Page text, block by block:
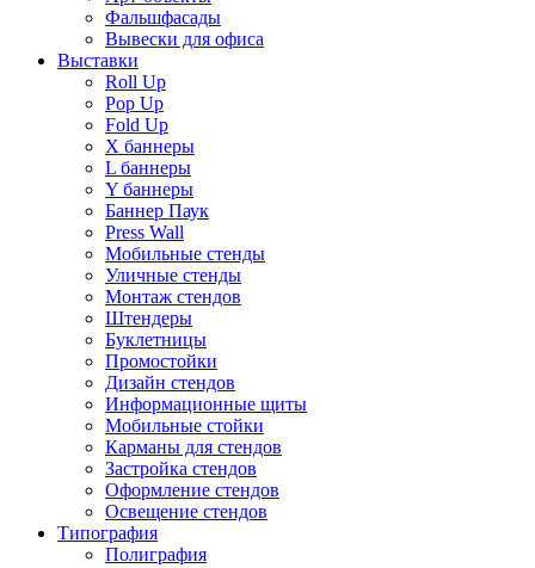
Фальшфасады
Вывески для офиса
Выставки
Roll Up
Pop Up
Fold Up
Х баннеры
L баннеры
Y баннеры
Баннер Паук
Press Wall
Мобильные стенды
Уличные стенды
Монтаж стендов
Штендеры
Буклетницы
Промостойки
Дизайн стендов
Информационные щиты
Мобильные стойки
Карманы для стендов
Застройка стендов
Оформление стендов
Освещение стендов
Типография
Полиграфия